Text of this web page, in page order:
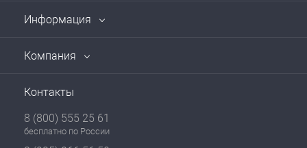
Информация
Компания
Контакты
8 (800) 555 25 61
бесплатно по России